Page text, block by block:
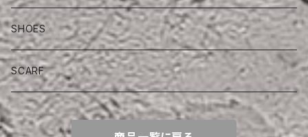
SHOES
SCARF